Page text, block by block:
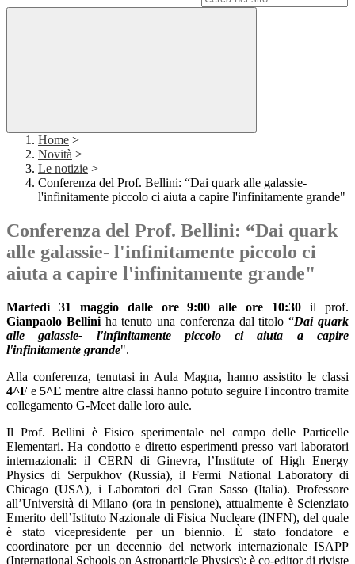
Home >
Novità >
Le notizie >
Conferenza del Prof. Bellini: “Dai quark alle galassie-
l'infinitamente piccolo ci aiuta a capire l'infinitamente grande"
Conferenza del Prof. Bellini: “Dai quark
alle galassie- l'infinitamente piccolo ci
aiuta a capire l'infinitamente grande"
Martedì 31 maggio dalle ore 9:00 alle ore 10:30 il prof.
Gianpaolo Belliniha tenuto una conferenza dal titolo “Dai quark
alle galassie- l'infinitamente piccolo ci aiuta a capire
l'infinitamente grande".
Alla conferenza, tenutasi in Aula Magna, hanno assistito le classi
4^F e 5^E mentre altre classi hanno potuto seguire l'incontro tramite
collegamento G-Meet dalle loro aule.
Il Prof. Bellini è Fisico sperimentale nel campo delle Particelle
Elementari. Ha condotto e diretto esperimenti presso vari laboratori
internazionali: il CERN di Ginevra, l’Institute of High Energy
Physics di Serpukhov (Russia), il Fermi National Laboratory di
Chicago (USA), i Laboratori del Gran Sasso (Italia). Professore
all’Università di Milano (ora in pensione), attualmente è Scienziato
Emerito dell’Istituto Nazionale di Fisica Nucleare (INFN), del quale
è stato vicepresidente per un biennio. È stato fondatore e
coordinatore per un decennio del network internazionale ISAPP
(International Schools on Astroparticle Physics); è co-editor di riviste